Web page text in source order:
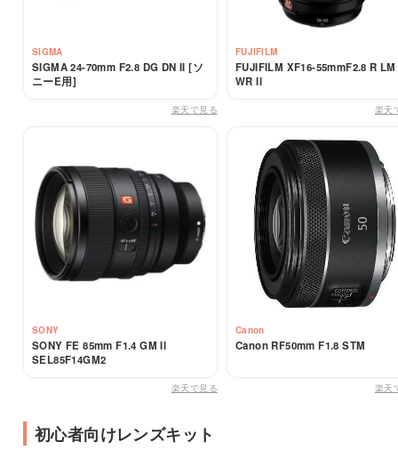
SIGMA
SIGMA 24-70mm F2.8 DG DN II [ソ
ニーE用]
楽天で見る
FUJIFILM
FUJIFILM XF16-55mmF2.8 R LM
WR II
楽天
SONY
SONY FE 85mm F1.4 GM II
SEL85F14GM2
楽天で見る
Canon
Canon RF50mm F1.8 STM
楽天
初心者向けレンズキット